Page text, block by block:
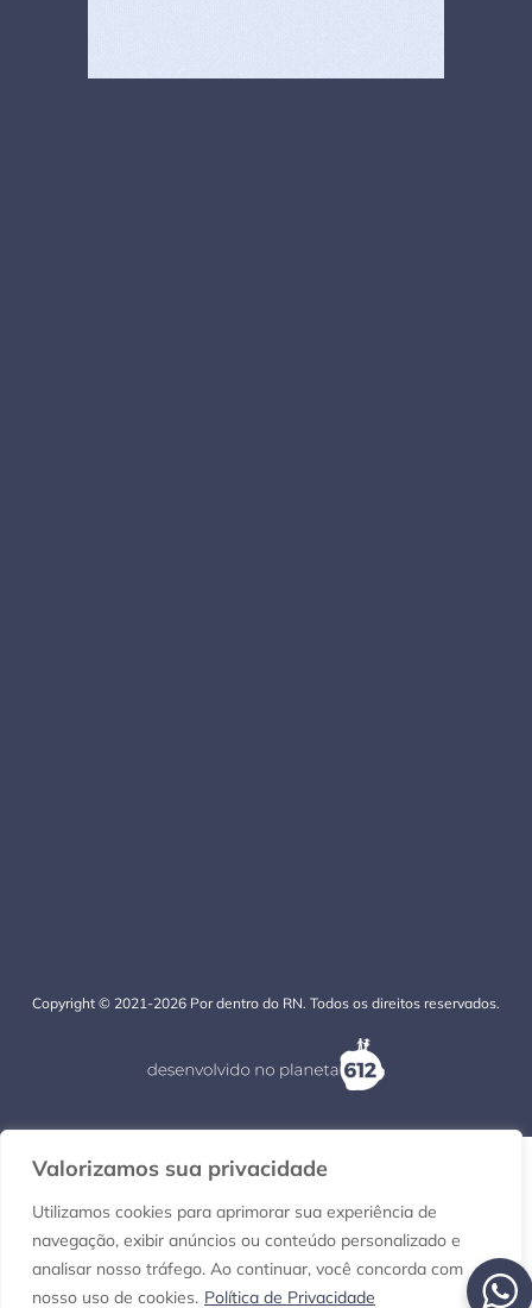
Valorizamos sua privacidade
Utilizamos cookies para aprimorar sua experiência de
navegação, exibir anúncios ou conteúdo personalizado e
analisar nosso tráfego. Ao continuar, você concorda com
nosso uso de cookies. Política de Privacidade
Copyright © 2021-2026 Por dentro do RN. Todos os direitos reservados.